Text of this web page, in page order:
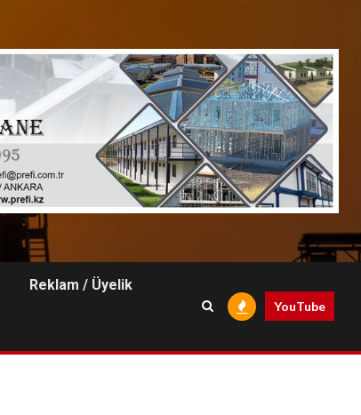
Reklam / Üyelik
YouTube